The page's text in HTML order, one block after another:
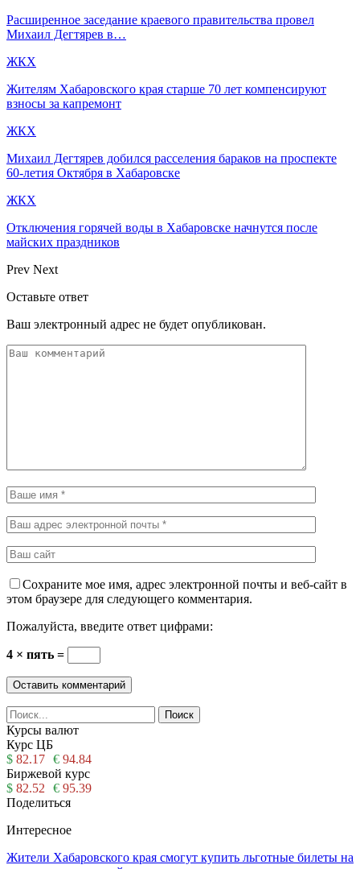
Расширенное заседание краевого правительства провел
Михаил Дегтярев в…
ЖКХ
Жителям Хабаровского края старше 70 лет компенсируют
взносы за капремонт
ЖКХ
Михаил Дегтярев добился расселения бараков на проспекте
60-летия Октября в Хабаровске
ЖКХ
Отключения горячей воды в Хабаровске начнутся после
майских праздников
Prev Next
Оставьте ответ
Ваш электронный адрес не будет опубликован.
Сохраните мое имя, адрес электронной почты и веб-сайт в
этом браузере для следующего комментария.
Пожалуйста, введите ответ цифрами:
4 × пять =
Курсы валют
Курс ЦБ
$ 82.17 € 94.84
Биржевой курс
$ 82.52 € 95.39
Поделиться
Интересное
Жители Хабаровского края смогут купить льготные билеты на